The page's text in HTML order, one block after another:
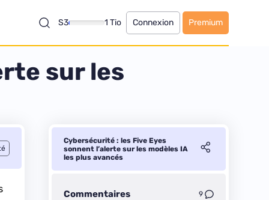
S3 1 Tio Connexion Premium
sur les
Cybersécurité : les Five Eyes
sonnent l’alerte sur les modèles IA
les plus avancés
Commentaires 9